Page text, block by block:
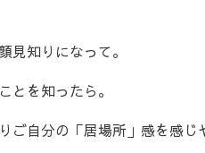
見知りになって。
とを知ったら。
ご自分の「居場所」感を